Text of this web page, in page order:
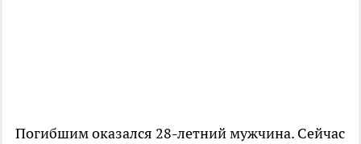
Погибшим оказался 28-летний мужчина. Сейчас